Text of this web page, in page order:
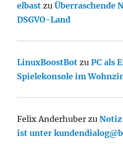
elbast zuÜberraschende
DSGVO-Land
LinuxBoostBot zuPC als
Spielekonsole im
Felix Anderhuber zuNotiz
ist unter